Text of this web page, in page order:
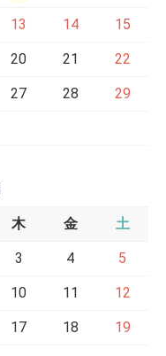
13 14 15
20 21 22
27 28 29
木 金 土
3 4 5
10 11 12
17 18 19